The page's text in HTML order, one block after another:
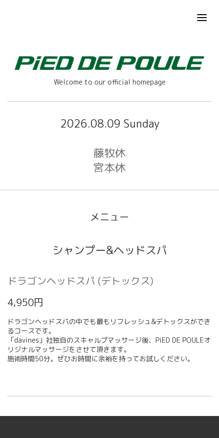
Welcome to our official homepage
2026.08.09 Sunday
藤牧休
宮本休
メニュー
シャンプー&ヘッドスパ
ドラゴンヘッドスパ (デトックス)
4,950円
ドラゴンヘッドスパの中でも最もリフレッシュ&デトックスができ
るコースです。
「davines」社独自のスキャルプマッサージ後、PiED DE POULEオ
リジナルマッサージをさせて頂きます。
施術時間50分。ぜひお時間に余裕を持ってお試しください。